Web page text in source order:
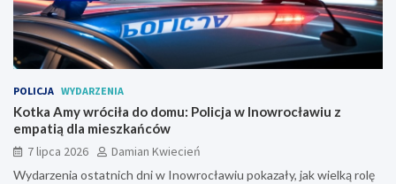
POLICJA WYDARZENIA
Kotka Amy wróciła do domu: Policja w Inowrocławiu z
empatią dla mieszkańców
7 lipca 2026
Damian Kwiecień
Wydarzenia ostatnich dni w Inowrocławiu pokazały, jak wielką rolę